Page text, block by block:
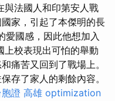
與法國人和印第安人戰
家，引起了本傑明的長
國感，因此他想加入
上校表現出可怕的舉動
痛苦又回到了戰場上。
存了家人的剩餘內容。
胞證 高雄 optimization